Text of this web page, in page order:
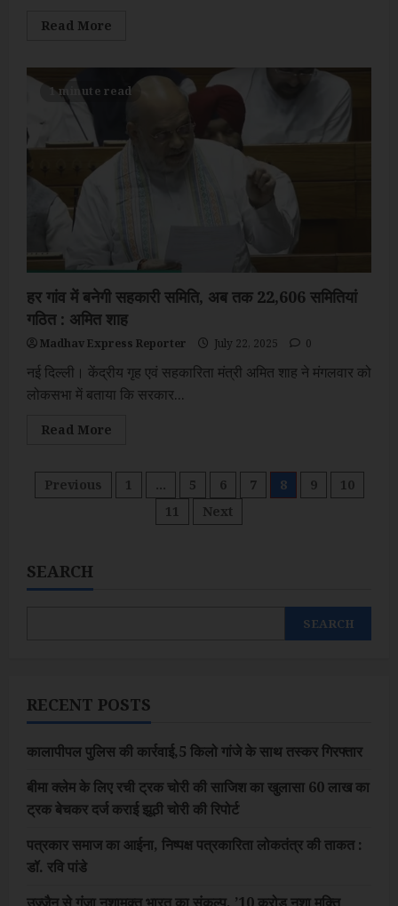
Read More
में
3.21
अधिक
तीर्थयात्रियों
ने
1 minute read
हर गांव में बनेगी सहकारी समिति, अब तक 22,606 समितियां
गठित : अमित शाह
Madhav Express Reporter July 22, 2025 0
नई दिल्ली। केंद्रीय गृह एवं सहकारिता मंत्री अमित शाह ने मंगलवार को
लोकसभा में बताया कि सरकार...
Read More
गांव
बनेगी
Posts
pagination
Previous 1 … 5 6 7 8 9
10
11
Next
SEARCH
SEARCH
RECENT POSTS
कालापीपल पुलिस की कार्रवाई,5 किलो गांजे के साथ तस्कर गिरफ्तार
बीमा क्लेम के लिए रची ट्रक चोरी की साजिश का खुलासा 60 लाख का
ट्रक बेचकर दर्ज कराई झूठी चोरी की रिपोर्ट
पत्रकार समाज का आईना, निष्पक्ष पत्रकारिता लोकतंत्र की ताकत :
डॉ. रवि पांडे